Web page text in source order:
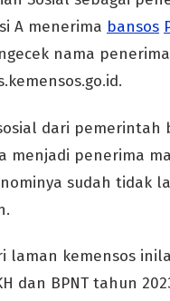
A menerima bansos
nama penerima
dari
menjadi penerima
sudah tidak
laman kemensos
dan BPNT tahun